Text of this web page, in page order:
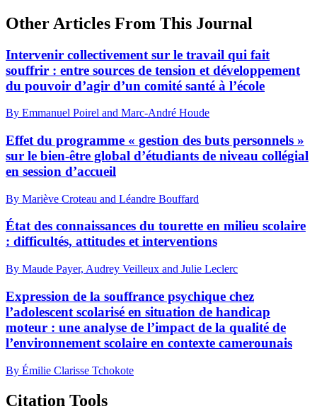
Other Articles From This Journal
Intervenir collectivement sur le travail qui fait
souffrir : entre sources de tension et développement
du pouvoir d’agir d’un comité santé à l’école
By Emmanuel Poirel and Marc-André Houde
Effet du programme « gestion des buts personnels »
sur le bien-être global d’étudiants de niveau collégial
en session d’accueil
By Mariève Croteau and Léandre Bouffard
État des connaissances du tourette en milieu scolaire
: difficultés, attitudes et interventions
By Maude Payer, Audrey Veilleux and Julie Leclerc
Expression de la souffrance psychique chez
l’adolescent scolarisé en situation de handicap
moteur : une analyse de l’impact de la qualité de
l’environnement scolaire en contexte camerounais
By Émilie Clarisse Tchokote
Citation Tools